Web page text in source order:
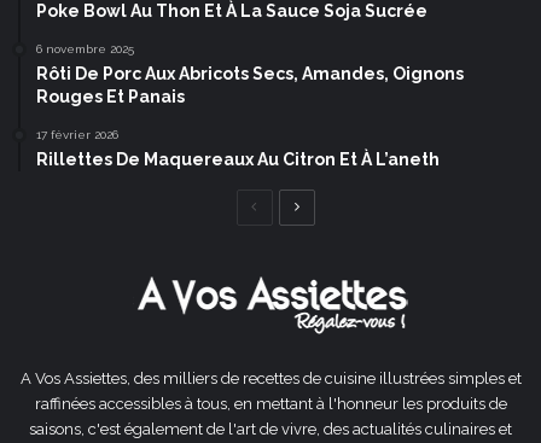
Poke Bowl Au Thon Et À La Sauce Soja Sucrée
6 novembre 2025
Rôti De Porc Aux Abricots Secs, Amandes, Oignons
Rouges Et Panais
17 février 2026
Rillettes De Maquereaux Au Citron Et À L’aneth
Page
A Vos Assiettes, des milliers de recettes de cuisine illustrées simples et
raffinées accessibles à tous, en mettant à l'honneur les produits de
saisons, c'est également de l'art de vivre, des actualités culinaires et